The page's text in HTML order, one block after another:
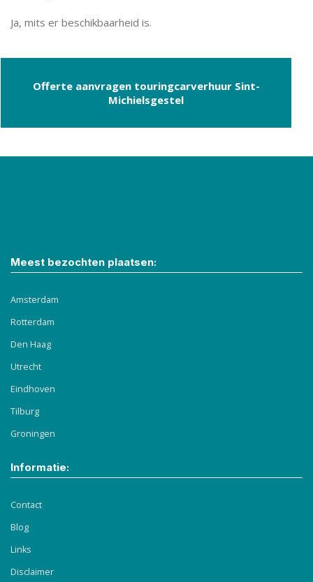
Ja, mits er beschikbaarheid is.
Offerte aanvragen touringcarverhuur Sint-
Michielsgestel
Meest bezochten plaatsen:
Amsterdam
Rotterdam
Den Haag
Utrecht
Eindhoven
Tilburg
Groningen
Informatie:
Contact
Blog
Links
Disclaimer